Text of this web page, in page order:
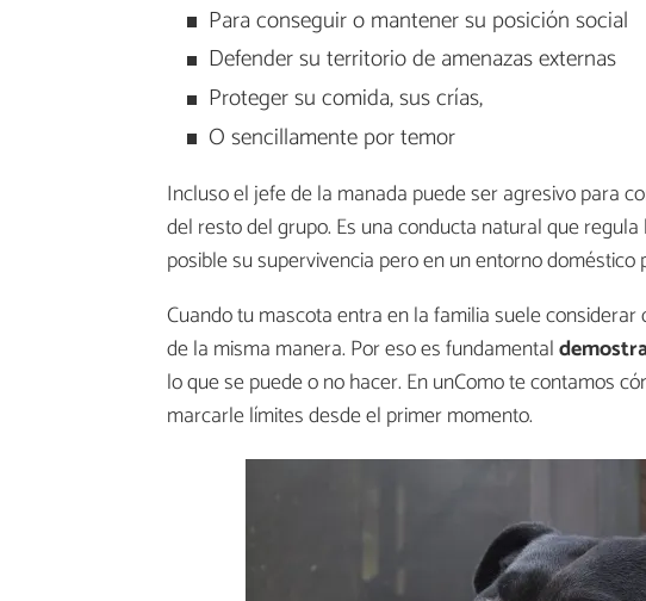
Para conseguir o mantener su posición social
Defender su territorio de amenazas externas
Proteger su comida, sus crías,
O sencillamente por temor
Incluso el jefe de la manada puede ser agresivo para
del resto del grupo. Es una conducta natural que
posible su supervivencia pero en un entorno
Cuando tu mascota entra en la familia suele
de la misma manera. Por eso es fundamental
lo que se puede o no hacer. En unComo te contamos
marcarle límites desde el primer momento.